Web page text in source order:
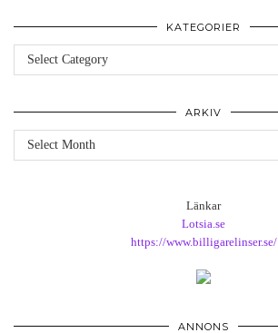
KATEGORIER
Kategorier
ARKIV
Arkiv
Länkar
Lotsia.se
https://www.billigarelinser.se/
ANNONS